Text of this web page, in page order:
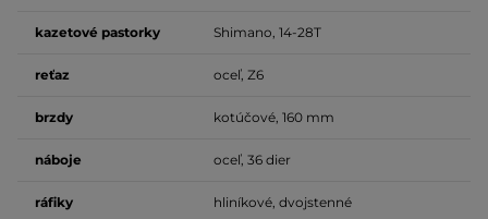
kazetové pastorky Shimano, 14-28T
reťaz oceľ, Z6
brzdy kotúčové, 160 mm
náboje oceľ, 36 dier
ráfiky hliníkové, dvojstenné